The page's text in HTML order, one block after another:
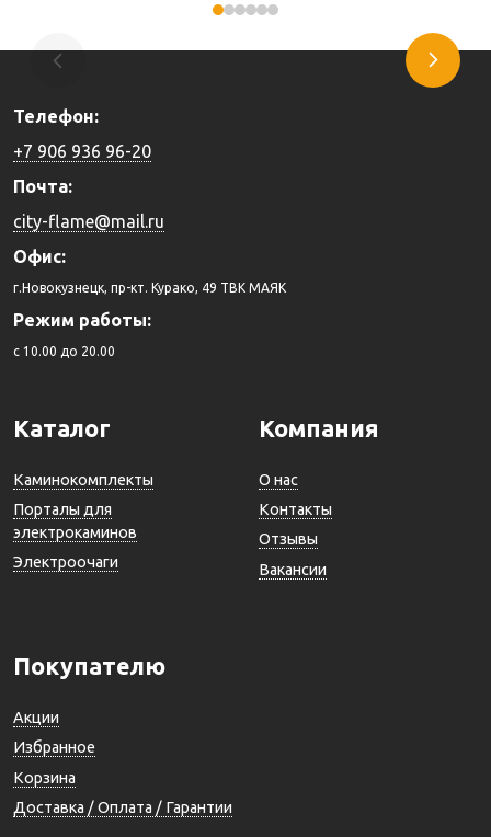
Телефон:
+7 906 936 96-20
Почта:
city-flame@mail.ru
Офис:
г.Новокузнецк, пр-кт. Курако, 49 ТВК МАЯК
Режим работы:
c 10.00 до 20.00
Каталог
Каминокомплекты
Порталы для
электрокаминов
Электроочаги
Компания
О нас
Контакты
Отзывы
Вакансии
Покупателю
Акции
Избранное
Корзина
Доставка / Оплата / Гарантии